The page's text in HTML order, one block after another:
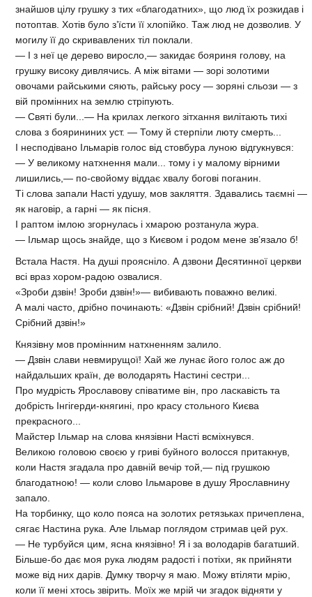
знайшов цілу грушку з тих «благодатних», що люд їх розкидав і
потоптав. Хотів було з’їсти її хлопійко. Таж люд не дозволив. У
могилу її до скривавлених тіл поклали.
— І з неї це дерево виросло,— закидає бояриня голову, на
грушку високу дивлячись. А між вітами — зорі золотими
овочами райськими сяють, райську росу — зоряні сльози — з
вій промінних на землю стріпують.
— Святі були...— На крилах легкого зітхання вилітають тихі
слова з боярининих уст. — Тому й стерпіли люту смерть...
І несподівано Ільмарів голос від стовбура луною відгукнувся:
— У великому натхнення мали... тому і у малому вірними
лишились,— по-свойому віддає хвалу богові поганин.
Ті слова запали Насті удушу, мов закляття. Здавались таємні —
як наговір, а гарні — як пісня.
І раптом імлою згорнулась і хмарою розтанула жура.
— Ільмар щось знайде, що з Києвом і родом мене зв’язало б!
Встала Настя. На душі проясніло. А дзвони Десятинної церкви
всі враз хором-радою озвалися.
«Зроби дзвін! Зроби дзвін!»— вибивають поважно великі.
А малі часто, дрібно починають: «Дзвін срібний! Дзвін срібний!
Срібний дзвін!»
Князівну мов промінним натхненням залило.
— Дзвін слави невмирущої! Хай же лунає його голос аж до
найдальших країн, де володарять Настині сестри...
Про мудрість Ярославову співатиме він, про ласкавість та
добрість Інгігерди-княгині, про красу стольного Києва
прекрасного...
Майстер Ільмар на слова князівни Насті всміхнувся.
Великою головою своєю у гриві буйного волосся притакнув,
коли Настя згадала про давній вечір той,— під грушкою
благодатною! — коли слово Ільмарове в душу Ярославнину
запало.
На торбинку, що коло пояса на золотих ретязьках причеплена,
сягає Настина рука. Але Ільмар поглядом стримав цей рух.
— Не турбуйся цим, ясна князівно! Я і за володарів багатший.
Більше-бо дає моя рука людям радості і потіхи, як прийняти
може від них дарів. Думку творчу я маю. Можу втіляти мрію,
коли її мені хтось звірить. Моїх же мрій чи згадок відняти у